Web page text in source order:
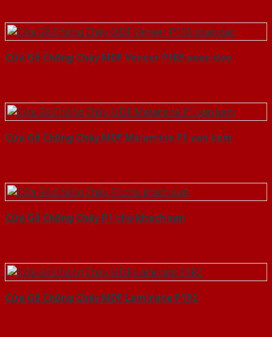
Cửa Gỗ Chống Cháy MDF Veneer P1R5 xoan dao
Cửa Gỗ Chống Cháy MDF Melamine P1 van kem
Cửa Gỗ Chống Cháy P1 cho khach san
Cửa Gỗ Chống Cháy MDF Laminate P1R2